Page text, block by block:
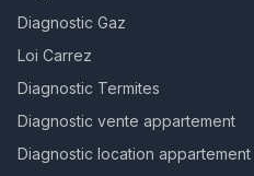
Diagnostic Gaz
Loi Carrez
Diagnostic Termites
Diagnostic vente appartement
Diagnostic location appartement